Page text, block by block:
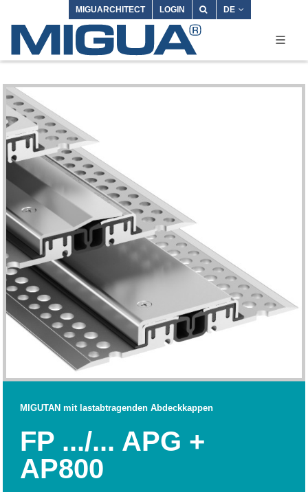
MIGUARCHITECT LOGIN DE
MIGUTAN mit lastabtragenden Abdeckkappen
FP .../... APG +
AP800